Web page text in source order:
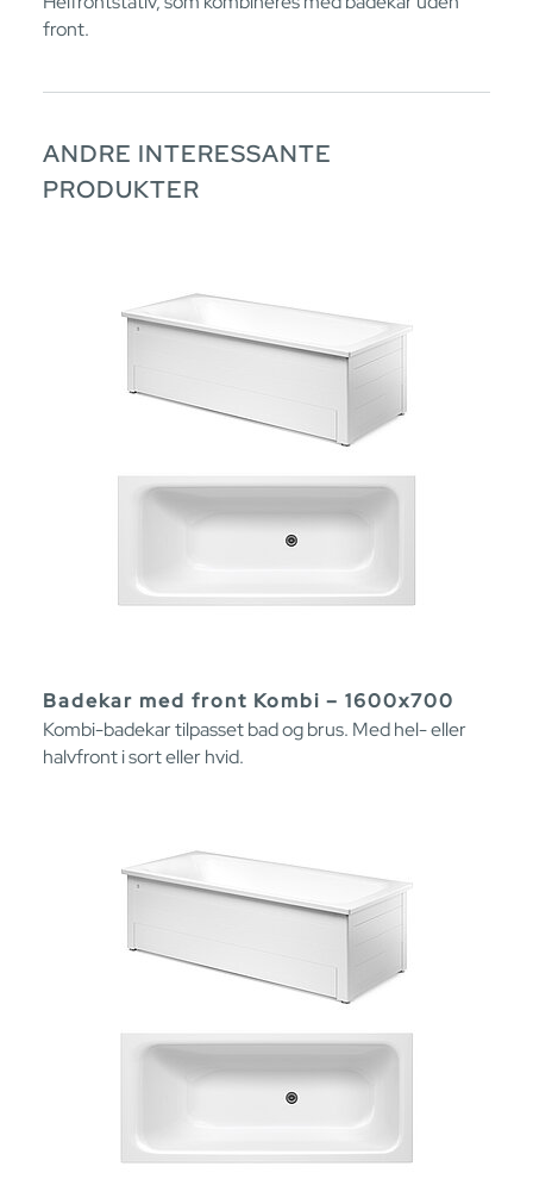
front.
ANDRE INTERESSANTE
PRODUKTER
Badekar med front Kombi – 1600x700
Kombi-badekar tilpasset bad og brus. Med hel- eller
halvfront i sort eller hvid.